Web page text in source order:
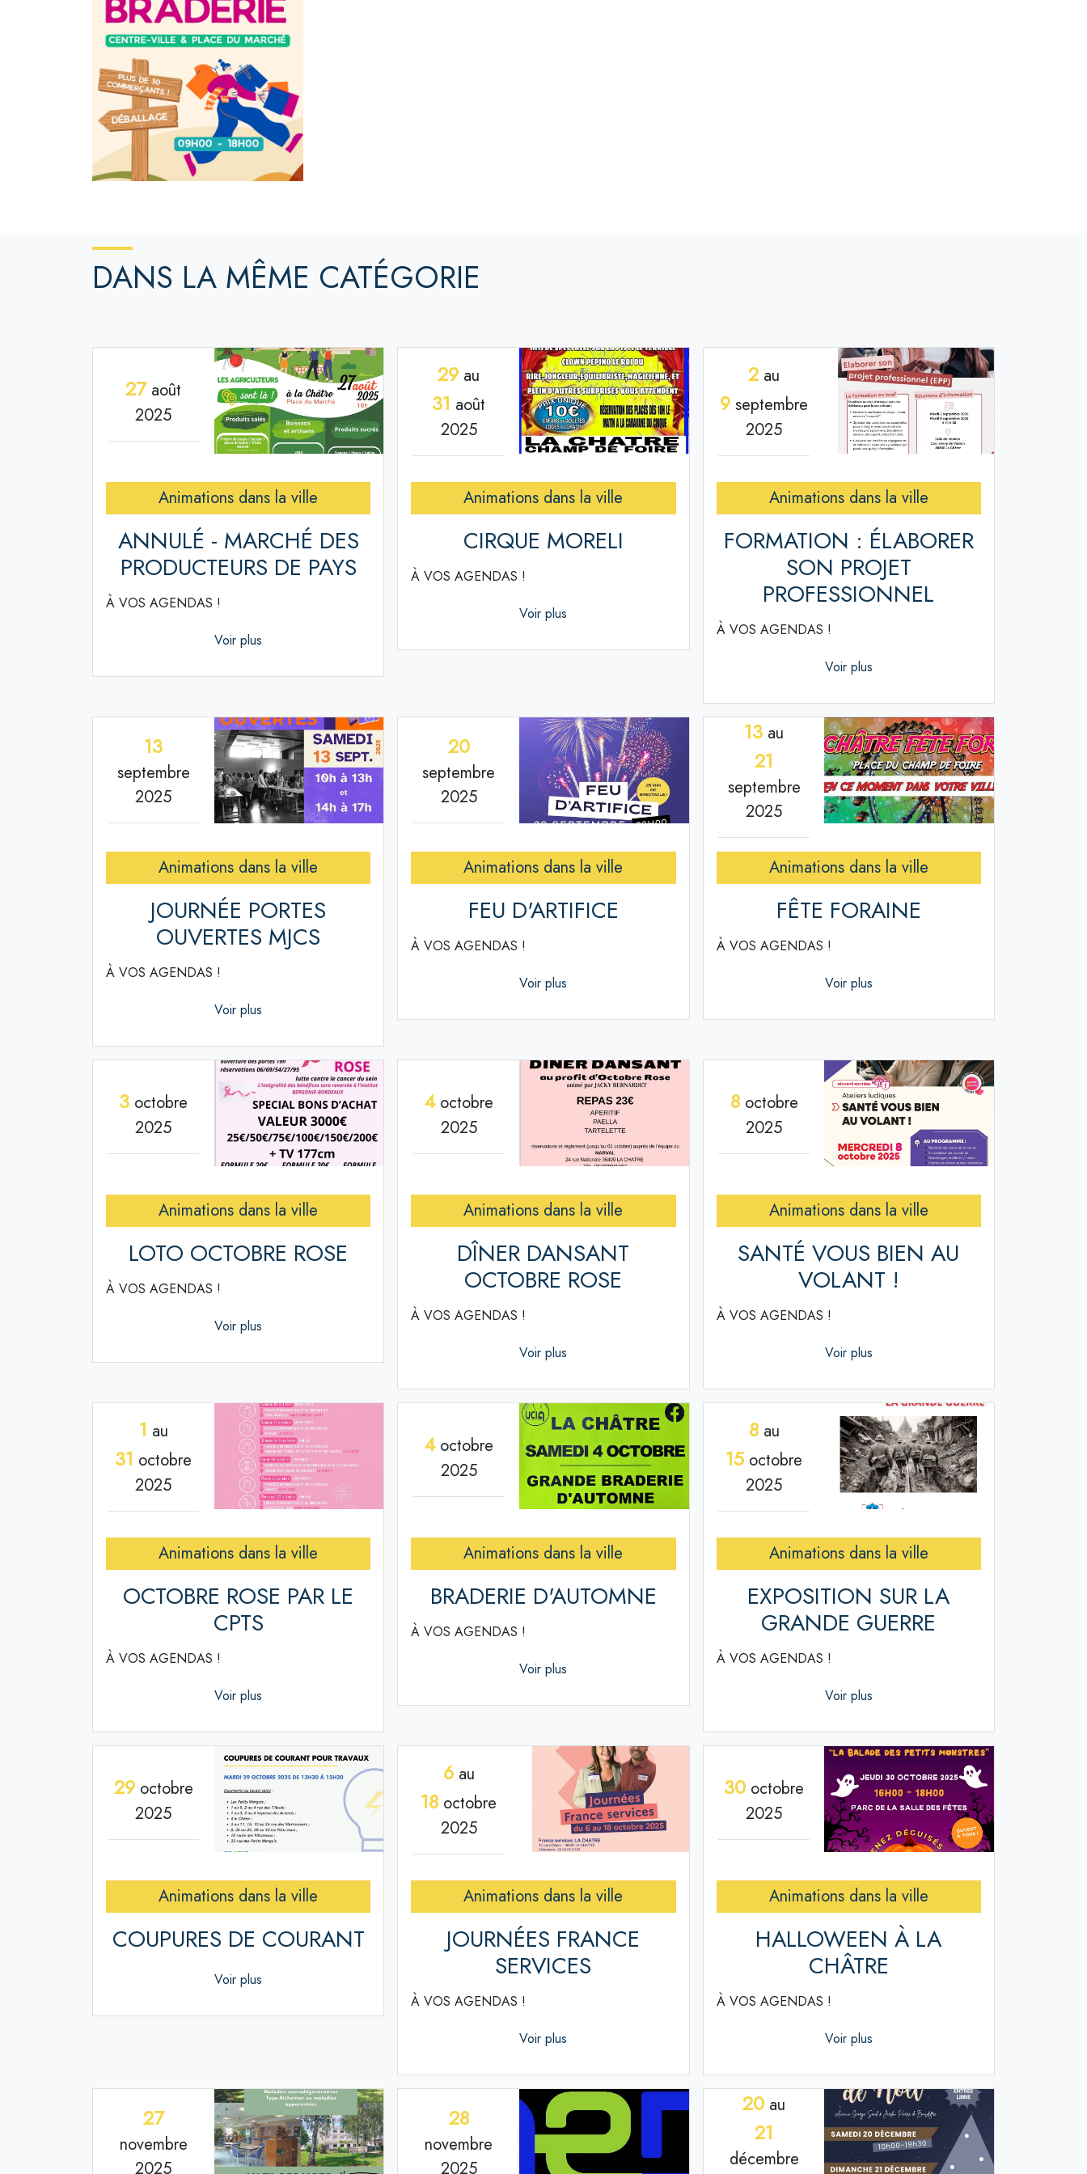
DANS LA MÊME CATÉGORIE
27août
2025
Animations dans la ville
ANNULÉ - MARCHÉ DES
PRODUCTEURS DE PAYS
À VOS AGENDAS !
Voir plus
29 au
31 août
2025
Animations dans la ville
CIRQUE MORELI
À VOS AGENDAS !
Voir plus
2 au
9 septembre
2025
Animations dans la ville
FORMATION : ÉLABORER
SON PROJET
PROFESSIONNEL
À VOS AGENDAS !
Voir plus
13
septembre
2025
Animations dans la ville
JOURNÉE PORTES
OUVERTES MJCS
À VOS AGENDAS !
Voir plus
20
septembre
2025
Animations dans la ville
FEU D'ARTIFICE
À VOS AGENDAS !
Voir plus
13 au
21
septembre
2025
Animations dans la ville
FÊTE FORAINE
À VOS AGENDAS !
Voir plus
3 octobre
2025
Animations dans la ville
LOTO OCTOBRE ROSE
À VOS AGENDAS !
Voir plus
4octobre
2025
Animations dans la ville
DÎNER DANSANT
OCTOBRE ROSE
À VOS AGENDAS !
Voir plus
8octobre
2025
Animations dans la ville
SANTÉ VOUS BIEN AU
VOLANT !
À VOS AGENDAS !
Voir plus
1 au
31 octobre
2025
Animations dans la ville
OCTOBRE ROSE PAR LE
CPTS
À VOS AGENDAS !
Voir plus
4octobre
2025
Animations dans la ville
BRADERIE D'AUTOMNE
À VOS AGENDAS !
Voir plus
8au
15 octobre
2025
Animations dans la ville
EXPOSITION SUR LA
GRANDE GUERRE
À VOS AGENDAS !
Voir plus
29octobre
2025
Animations dans la ville
COUPURES DE COURANT
Voir plus
6au
18 octobre
2025
Animations dans la ville
JOURNÉES FRANCE
SERVICES
À VOS AGENDAS !
Voir plus
30 octobre
2025
Animations dans la ville
HALLOWEEN À LA
CHÂTRE
À VOS AGENDAS !
Voir plus
27
novembre
2025
28
novembre
2025
20 au
21
décembre